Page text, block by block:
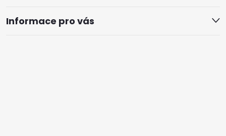
Informace pro vás